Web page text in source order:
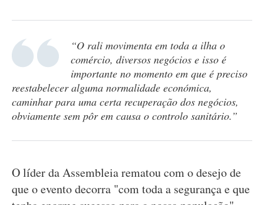
“O rali movimenta em toda a ilha o
comércio, diversos negócios e isso é
importante no momento em que é preciso
reestabelecer alguma normalidade económica,
caminhar para uma certa recuperação dos negócios,
obviamente sem pôr em causa o controlo sanitário.”
O líder da Assembleia rematou com o desejo de
que o evento decorra "com toda a segurança e que